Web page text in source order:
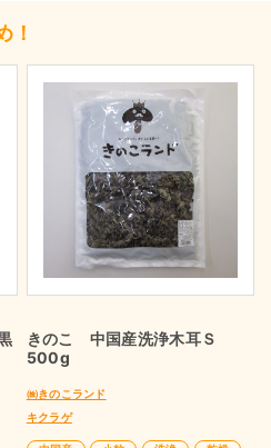
！
きのこ 中国産洗浄木耳Ｓ
500g
㈱きのこランド
キクラゲ